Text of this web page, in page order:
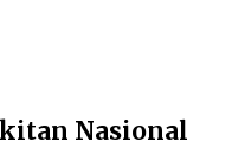
Nasional